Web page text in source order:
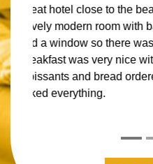
Lovely hotel.
Amazing location. The
outstanding English.
clean. Really modern.
clothes dryer.
and well worth the
secure. Well within